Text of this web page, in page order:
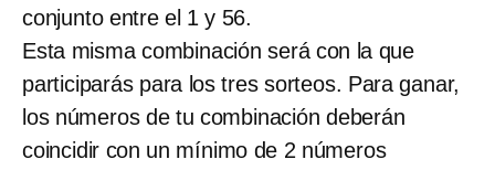
conjunto entre el 1 y 56.
Esta misma combinación será con la que
participarás para los tres sorteos. Para ganar,
los números de tu combinación deberán
coincidir con un mínimo de 2 números